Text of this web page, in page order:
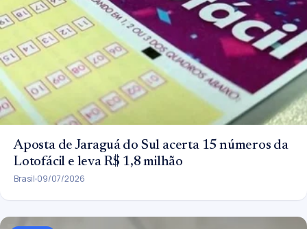
Aposta de Jaraguá do Sul acerta 15 números da
Lotofácil e leva R$ 1,8 milhão
Brasil 09/07/2026